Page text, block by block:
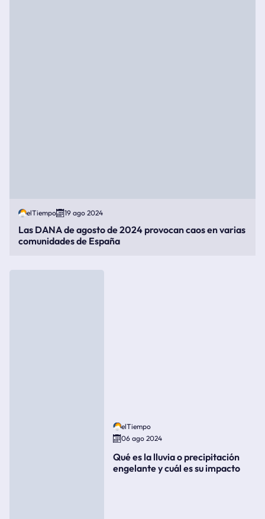
elTiempo 19 ago 2024
Las DANA de agosto de 2024 provocan caos en varias
comunidades de España
elTiempo
06 ago 2024
Qué es la lluvia o precipitación
engelante y cuál es su impacto